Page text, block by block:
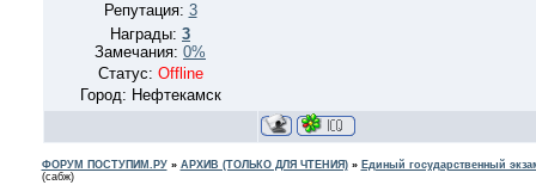
Репутация: 3
Награды: 3
Замечания: 0%
Статус: Offline
Город: Нефтекамск
ФОРУМ ПОСТУПИМ.РУ» АРХИВ (ТОЛЬКО ДЛЯ ЧТЕНИЯ)» Единый государственный
(сабж)